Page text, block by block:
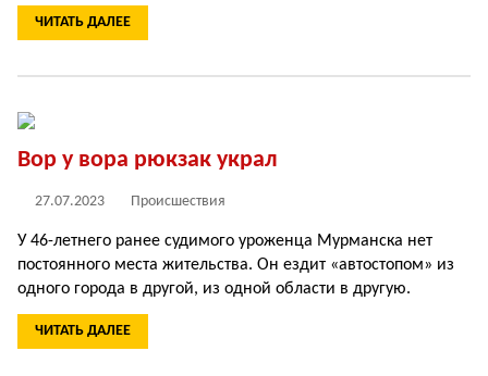
ЧИТАТЬ ДАЛЕЕ
Вор у вора рюкзак украл
27.07.2023 Происшествия
У 46-летнего ранее судимого уроженца Мурманска нет
постоянного места жительства. Он ездит «автостопом» из
одного города в другой, из одной области в другую.
ЧИТАТЬ ДАЛЕЕ